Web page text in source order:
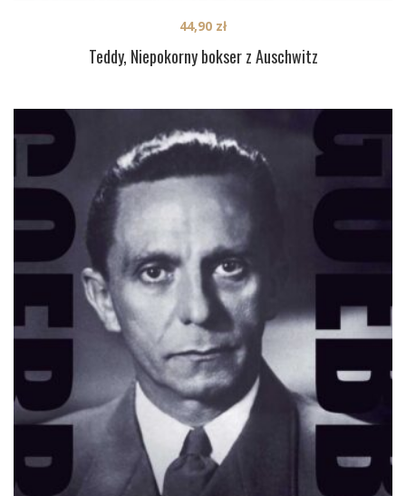
Teddy, Niepokorny bokser z Auschwitz
44,90 zł